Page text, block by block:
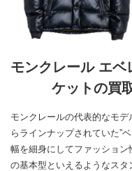
モンクレール エベ
ケットの買
モンクレールの代表的なモ
らラインナップされていた”
幅を細身にしてファッション
の基本型といえるようなス